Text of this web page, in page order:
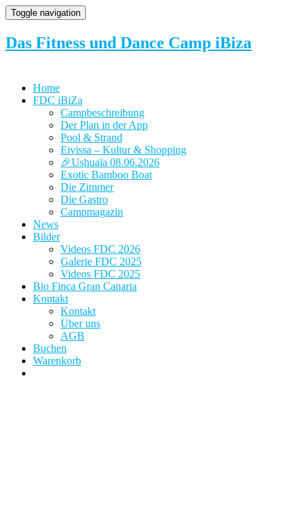
Toggle navigation
Das Fitness und Dance Camp iBiza
Home
FDC iBiZa
Campbeschreibung
Der Plan in der App
Pool & Strand
Eivissa – Kultur & Shopping
🎉Ushuaïa 08.06.2026
Exotic Bamboo Boat
Die Zimmer
Die Gastro
Campmagazin
News
Bilder
Videos FDC 2026
Galerie FDC 2025
Videos FDC 2025
Bio Finca Gran Canaria
Kontakt
Kontakt
Über uns
AGB
Buchen
Warenkorb